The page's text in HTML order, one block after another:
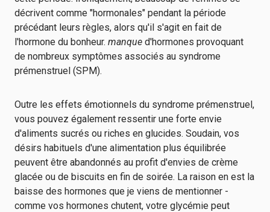
décrivent comme "hormonales" pendant la période
précédant leurs règles, alors qu'il s'agit en fait de
l'hormone du bonheur. manque d'hormones provoquant
de nombreux symptômes associés au syndrome
prémenstruel (SPM).
Outre les effets émotionnels du syndrome prémenstruel,
vous pouvez également ressentir une forte envie
d'aliments sucrés ou riches en glucides. Soudain, vos
désirs habituels d'une alimentation plus équilibrée
peuvent être abandonnés au profit d'envies de crème
glacée ou de biscuits en fin de soirée. La raison en est la
baisse des hormones que je viens de mentionner -
comme vos hormones chutent, votre glycémie peut